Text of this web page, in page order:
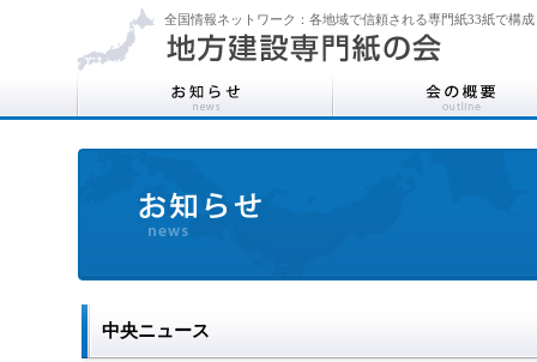
全国情報ネットワーク：各地域で信頼される専門紙33紙で構成
中央ニュース